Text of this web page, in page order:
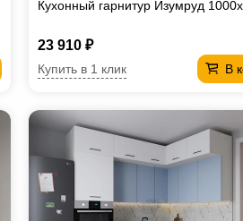
Кухонный гарнитур Изумруд
23 910 ₽
В
Купить в 1 клик